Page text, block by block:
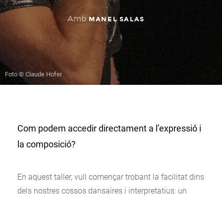
AmbMANEL SALAS
Foto © Claude Hofer
Com podem accedir directament a l’expressió i
la composició?
En aquest taller, vull començar trobant la facilitat dins
dels nostres cossos dansaires i interpretatius: un